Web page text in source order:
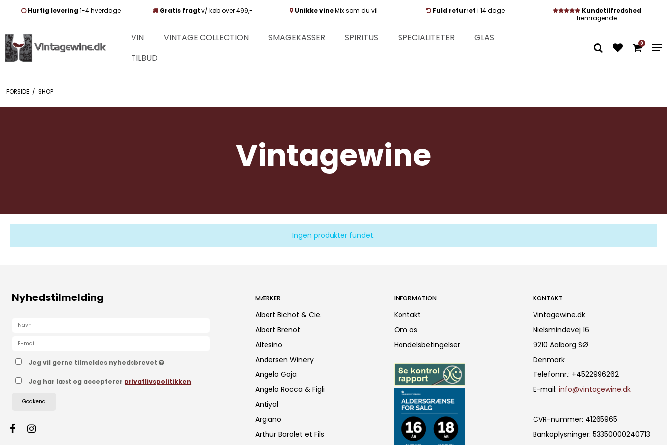
Hurtig levering1-4 hverdage Gratis fragt v/ køb over 499,- Unikke vineMix som du vil Fuld returret i 14 dage
Kundetilfredshed
fremragende
VIN VINTAGE COLLECTION SMAGEKASSER SPIRITUS SPECIALITETER
GLAS
TILBUD
0
FORSIDE / SHOP
Vintagewine
Ingen produkter fundet.
Nyhedstilmelding
Jeg vil gerne tilmeldes nyhedsbrevet
Jeg har læst og accepterer privatlivspolitikken
Godkend
MÆRKER
Albert Bichot & Cie.
Albert Brenot
Altesino
Andersen Winery
Angelo Gaja
Angelo Rocca & Figli
Antiyal
Argiano
Arthur Barolet et Fils
INFORMATION
Kontakt
Om os
Handelsbetingelser
KONTAKT
Vintagewine.dk
Nielsmindevej 16
9210 Aalborg SØ
Denmark
Telefonnr.: +4522996262
E-mail: info@vintagewine.dk
CVR-nummer: 41265965
Bankoplysninger: 53350000240713